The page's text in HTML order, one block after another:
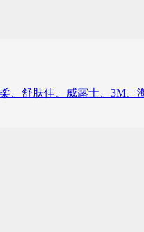
舒肤佳、威露士、3M